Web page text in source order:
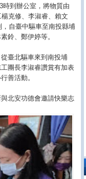
時到辦公室，將物質由
克修、李淑睿、賴文
自臺中驅車至南投縣埔
鈴、鄭伊婷等。
臺北驅車來到南投埔
團長李淑睿讚賞有加表
善活動。
北安功德會邀請快樂志